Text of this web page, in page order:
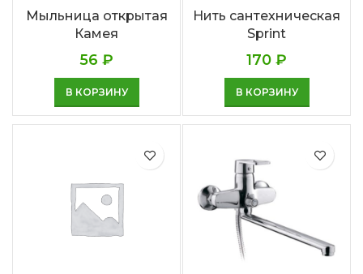
Мыльница открытая
Камея
56 ₽
В КОРЗИНУ
Нить сантехническая
Sprint
170 ₽
В КОРЗИНУ